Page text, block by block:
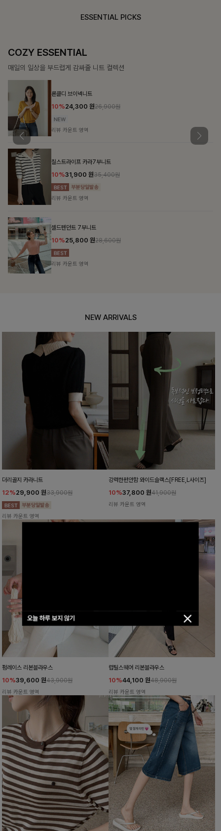
오늘 하루 보지 않기
ESSENTIAL PICKS
COZY ESSENTIAL
매일의 일상을 부드럽게 감싸줄 니트 컬렉션
론클디 브이넥니트
10%24,300 원26,900원
리뷰 카운트 영역
칠스트라이프 카라7부니트
10%31,900 원35,400원
리뷰 카운트 영역
셀드펜던트 7부니트
10%25,800 원28,600원
리뷰 카운트 영역
NEW ARRIVALS
더리골지 카라니트
12%29,900 원33,900원
리뷰 카운트 영역
강력한편안함 와이드슬랙스[FREE,L사이즈]
10%37,800 원41,900원
리뷰 카운트 영역
펌레이스 리본블라우스
10%39,600 원43,900원
리뷰 카운트 영역
럽틸스퀘어 리본블라우스
10%44,100 원48,900원
리뷰 카운트 영역